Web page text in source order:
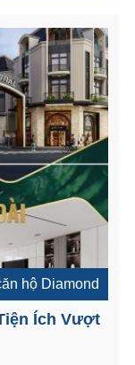
hộ Diamond
Ích Vượt